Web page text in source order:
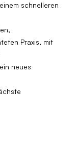
schnelleren
Praxis, mit
neues